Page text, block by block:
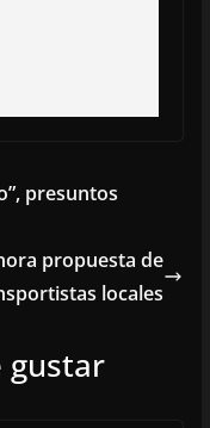
presuntos
propuesta de
locales
gustar